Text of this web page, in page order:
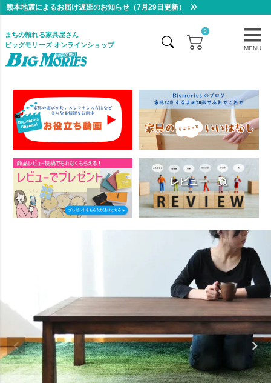
熊本地震によるお届け遅延のお知らせ（7月29日更新）
MENU
まちの頼れる家具屋さん
ビッグモリーズ オンラインショップ
0
レビュー一覧